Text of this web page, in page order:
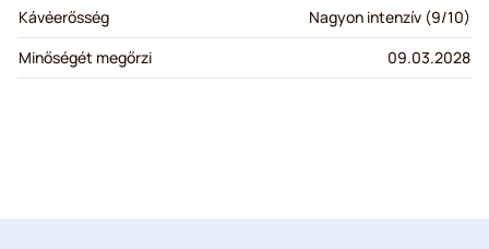
Kávéerősség
Nagyon intenzív (9/10)
Minőségét megőrzi
09.03.2028